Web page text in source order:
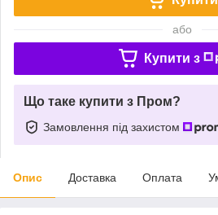
або
Купити з
Що таке купити з Пром?
Замовлення під захистом
Опис Доставка Оплата